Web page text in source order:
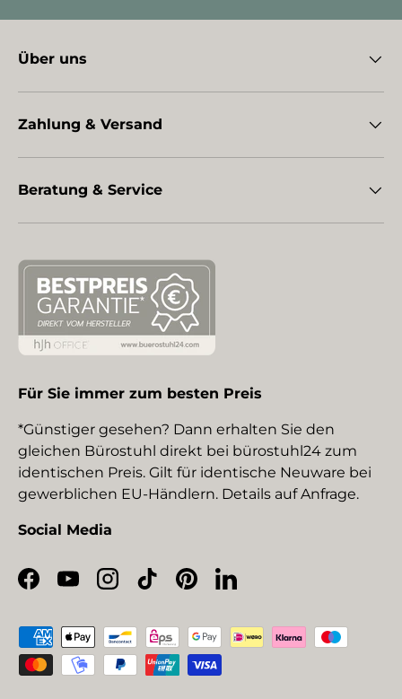
Über uns
Zahlung & Versand
Beratung & Service
Für Sie immer zum besten Preis
*Günstiger gesehen? Dann erhalten Sie den
gleichen Bürostuhl direkt bei bürostuhl24 zum
identischen Preis. Gilt für identische Neuware bei
gewerblichen EU-Händlern. Details auf Anfrage.
Social Media
Facebook
YouTubeInstagram
TikTokPinterestLinkedIn
Zahlungsmethoden